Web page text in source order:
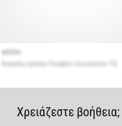
Χρειάζεστε βοήθεια;